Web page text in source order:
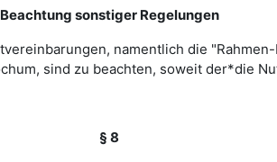
Beachtung sonstiger Regelungen
namentlich die
sind zu beachten, soweit der*die
§ 8